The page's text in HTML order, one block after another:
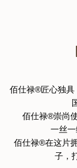
佰仕禄®匠心独
佰仕禄®崇尚
一丝
佰仕禄®在这片
子，
自
球
端
的